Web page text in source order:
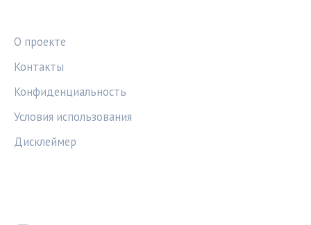
О проекте
Контакты
Конфиденциальность
Условия использования
Дисклеймер